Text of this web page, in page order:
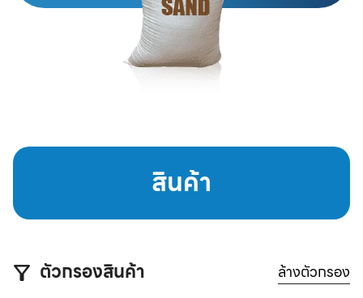
สินค้า
ตัวกรองสินค้า ล้างตัวกรอง